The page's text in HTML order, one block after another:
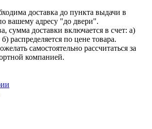
доставка до пункта выдачи в
вашему адресу "до двери".
сумма доставки включается в счет: а)
распределяется по цене товара.
самостоятельно рассчитаться за
компанией.